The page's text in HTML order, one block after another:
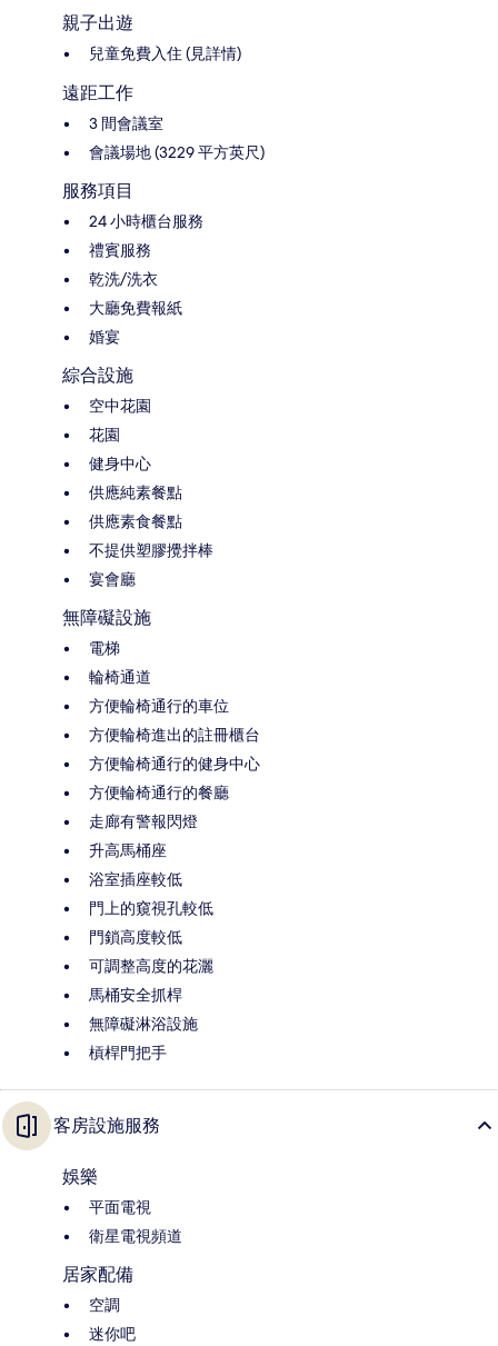
親子出遊
兒童免費入住 (見詳情)
遠距工作
3 間會議室
會議場地 (3229 平方英尺)
服務項目
24 小時櫃台服務
禮賓服務
乾洗/洗衣
大廳免費報紙
婚宴
綜合設施
空中花園
花園
健身中心
供應純素餐點
供應素食餐點
不提供塑膠攪拌棒
宴會廳
無障礙設施
電梯
輪椅通道
方便輪椅通行的車位
方便輪椅進出的註冊櫃台
方便輪椅通行的健身中心
方便輪椅通行的餐廳
走廊有警報閃燈
升高馬桶座
浴室插座較低
門上的窺視孔較低
門鎖高度較低
可調整高度的花灑
馬桶安全抓桿
無障礙淋浴設施
槓桿門把手
客房設施服務
娛樂
平面電視
衛星電視頻道
居家配備
空調
迷你吧